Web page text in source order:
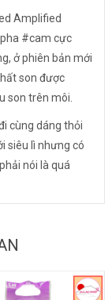
Amplified
#cam cực
ở phiên bản mới
son được
son trên môi.
cùng dáng thỏi
siêu lì nhưng có
nói là quá